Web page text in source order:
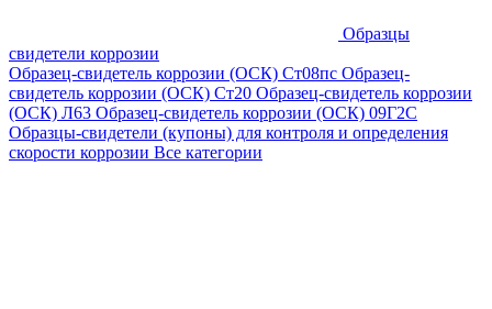
Образцы
свидетели коррозии
Образец-свидетель коррозии (ОСК) Ст08пс Образец-
свидетель коррозии (ОСК) Ст20 Образец-свидетель коррозии
(ОСК) Л63 Образец-свидетель коррозии (ОСК) 09Г2С
Образцы-свидетели (купоны) для контроля и определения
скорости коррозии Все категории